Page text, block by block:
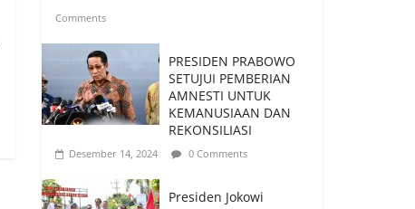
Comments
PRESIDEN PRABOWO
SETUJUI PEMBERIAN
AMNESTI UNTUK
KEMANUSIAAN DAN
REKONSILIASI
Desember 14, 2024 0 Comments
Presiden Jokowi